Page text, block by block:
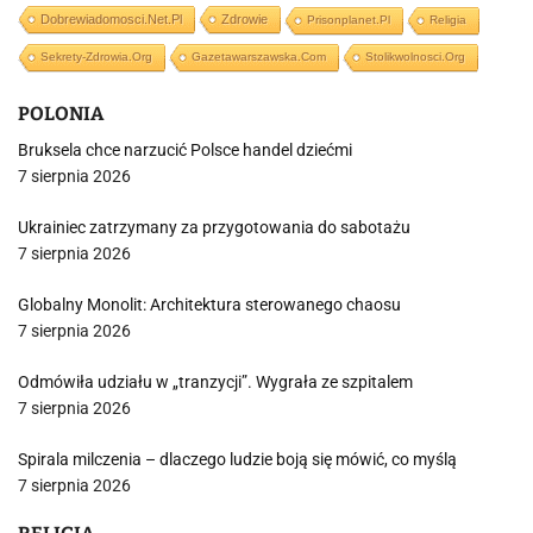
Dobrewiadomosci.net.pl Zdrowie Prisonplanet.pl Religia
Sekrety-Zdrowia.org Gazetawarszawska.com Stolikwolnosci.org
POLONIA
Bruksela chce narzucić Polsce handel dziećmi
7 sierpnia 2026
Ukrainiec zatrzymany za przygotowania do sabotażu
7 sierpnia 2026
Globalny Monolit: Architektura sterowanego chaosu
7 sierpnia 2026
Odmówiła udziału w „tranzycji”. Wygrała ze szpitalem
7 sierpnia 2026
Spirala milczenia – dlaczego ludzie boją się mówić, co myślą
7 sierpnia 2026